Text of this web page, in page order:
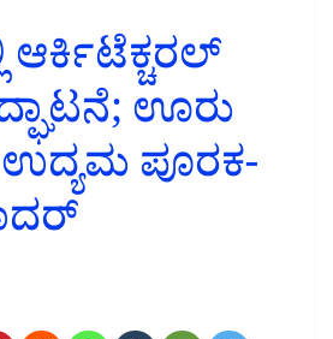
ಆರ್ಕಿಟೆಕ್ಚರಲ್
ಊರು
ಉದ್ಯಮ ಪೂರಕ-